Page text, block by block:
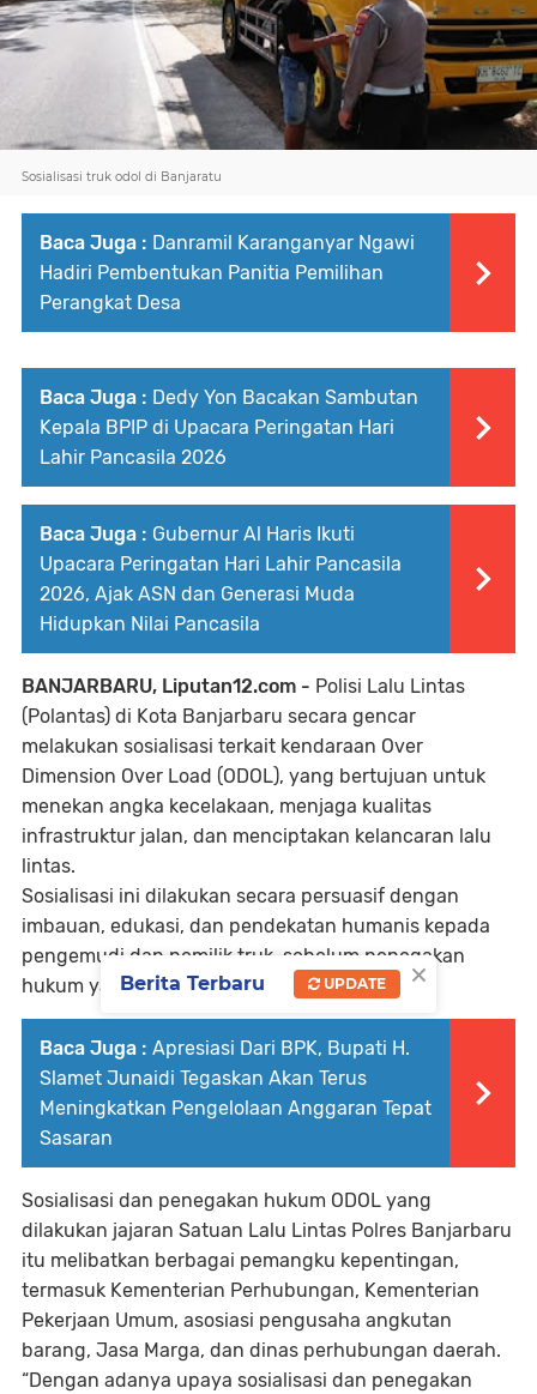
Sosialisasi truk odol di Banjaratu
Baca Juga : Danramil Karanganyar Ngawi
Hadiri Pembentukan Panitia Pemilihan
Perangkat Desa
Baca Juga : Dedy Yon Bacakan Sambutan
Kepala BPIP di Upacara Peringatan Hari
Lahir Pancasila 2026
Baca Juga : Gubernur Al Haris Ikuti
Upacara Peringatan Hari Lahir Pancasila
2026, Ajak ASN dan Generasi Muda
Hidupkan Nilai Pancasila
BANJARBARU, Liputan12.com - Polisi Lalu Lintas
(Polantas) di Kota Banjarbaru secara gencar
melakukan sosialisasi terkait kendaraan Over
Dimension Over Load (ODOL), yang bertujuan untuk
menekan angka kecelakaan, menjaga kualitas
infrastruktur jalan, dan menciptakan kelancaran lalu
lintas.
Sosialisasi ini dilakukan secara persuasif dengan
imbauan, edukasi, dan pendekatan humanis kepada
pengemudi dan pemilik truk, sebelum penegakan
hukum yang lebih tegas akan diterapkan.
Baca Juga : Apresiasi Dari BPK, Bupati H.
Slamet Junaidi Tegaskan Akan Terus
Meningkatkan Pengelolaan Anggaran Tepat
Sasaran
Sosialisasi dan penegakan hukum ODOL yang
dilakukan jajaran Satuan Lalu Lintas Polres Banjarbaru
itu melibatkan berbagai pemangku kepentingan,
termasuk Kementerian Perhubungan, Kementerian
Pekerjaan Umum, asosiasi pengusaha angkutan
barang, Jasa Marga, dan dinas perhubungan daerah.
“Dengan adanya upaya sosialisasi dan penegakan
×
Berita Terbaru UPDATE